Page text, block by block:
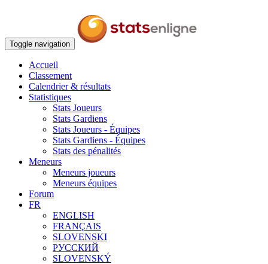
Toggle navigation
Accueil
Classement
Calendrier & résultats
Statistiques
Stats Joueurs
Stats Gardiens
Stats Joueurs - Équipes
Stats Gardiens - Équipes
Stats des pénalités
Meneurs
Meneurs joueurs
Meneurs équipes
Forum
FR
ENGLISH
FRANÇAIS
SLOVENSKI
РУССКИЙ
SLOVENSKÝ